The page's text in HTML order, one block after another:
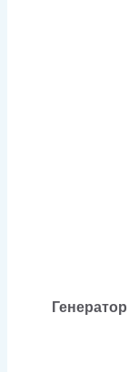
Генератор